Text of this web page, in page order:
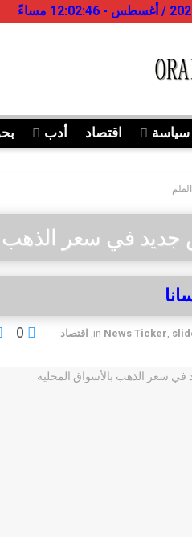
سياسة اقتصاد أدب
جديد في سعر الذهب
in News Ticker,
, اقتصاد 0